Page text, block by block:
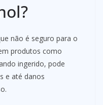
não é seguro para o
produtos como
ingerido, pode
e até danos